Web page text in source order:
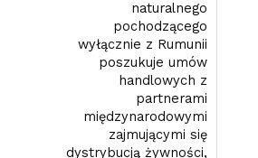
naturalnego
pochodzącego
wyłącznie z Rumunii
poszukuje umów
handlowych z
partnerami
międzynarodowymi
zajmującymi się
dystrybucją żywności,